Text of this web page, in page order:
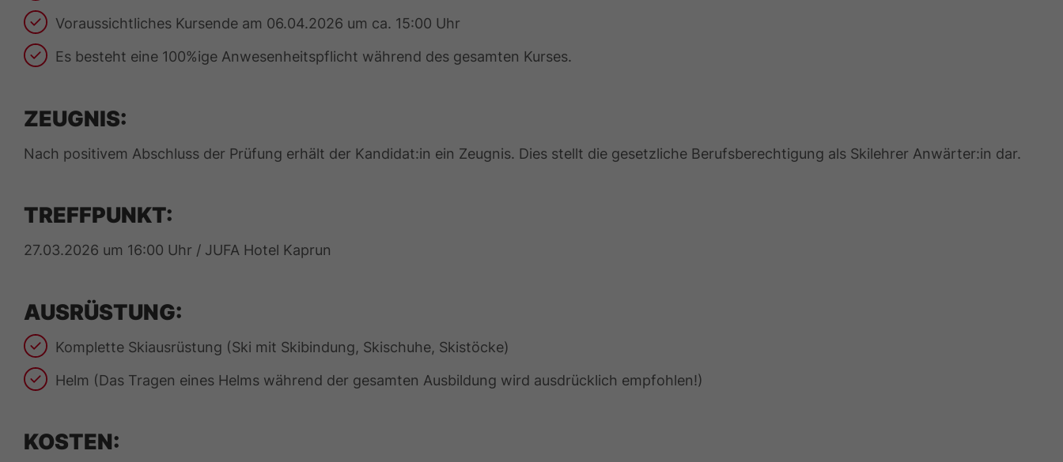
Voraussichtliches Kursende am 06.04.2026 um ca. 15:00 Uhr
Es besteht eine 100%ige Anwesenheitspflicht während des gesamten Kurses.
ZEUGNIS:
Nach positivem Abschluss der Prüfung erhält der Kandidat:in ein Zeugnis. Dies stellt die gesetzliche Berufsberechtigung als Skilehrer Anwärter:in dar.
TREFFPUNKT:
27.03.2026 um 16:00 Uhr / JUFA Hotel Kaprun
AUSRÜSTUNG:
Komplette Skiausrüstung (Ski mit Skibindung, Skischuhe, Skistöcke)
Helm (Das Tragen eines Helms während der gesamten Ausbildung wird ausdrücklich empfohlen!)
KOSTEN: